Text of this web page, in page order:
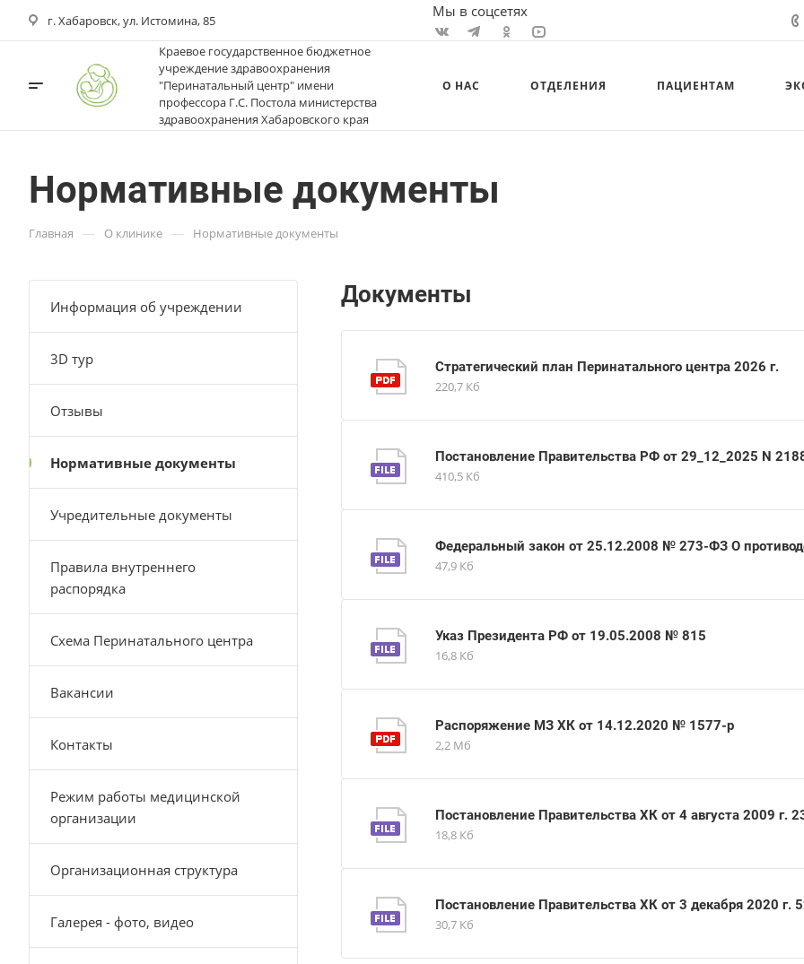
г. Хабаровск, ул. Истомина, 85
Мы в соцсетях
Краевое государственное бюджетное
учреждение здравоохранения
"Перинатальный центр" имени
профессора Г.С. Постола министерства
здравоохранения Хабаровского края
О НАС ОТДЕЛЕНИЯ ПАЦИЕНТАМ
Нормативные документы
Главная — О клинике — Нормативные документы
Документы
Стратегический план Перинатального центра 2026 г.
220,7 Кб
Постановление Правительства РФ от 29_12_2025 N
410,5 Кб
Федеральный закон от 25.12.2008 № 273-ФЗ О
47,9 Кб
Указ Президента РФ от 19.05.2008 № 815
16,8 Кб
Распоряжение МЗ ХК от 14.12.2020 № 1577-р
2,2 Мб
Постановление Правительства ХК от 4 августа 2009 г.
18,8 Кб
Постановление Правительства ХК от 3 декабря 2020 г.
30,7 Кб
Информация об учреждении
3D тур
Отзывы
Нормативные документы
Учредительные документы
Правила внутреннего
распорядка
Схема Перинатального центра
Вакансии
Контакты
Режим работы медицинской
организации
Организационная структура
Галерея - фото, видео